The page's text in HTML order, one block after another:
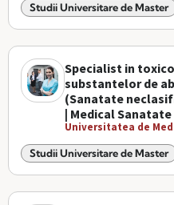
Studii Universitare de Master
Specialist in
substantelor de
(Sanatate
| Medical Sanatate
Universitatea de
Studii Universitare de Master